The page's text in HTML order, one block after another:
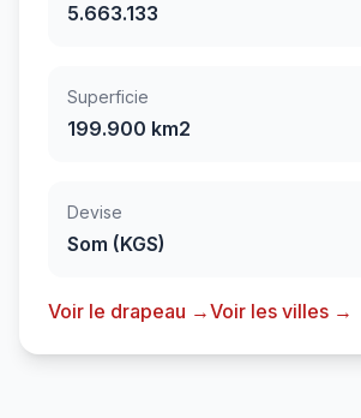
5.663.133
Superficie
199.900 km2
Devise
Som (KGS)
Voir le drapeau →Voir les villes →